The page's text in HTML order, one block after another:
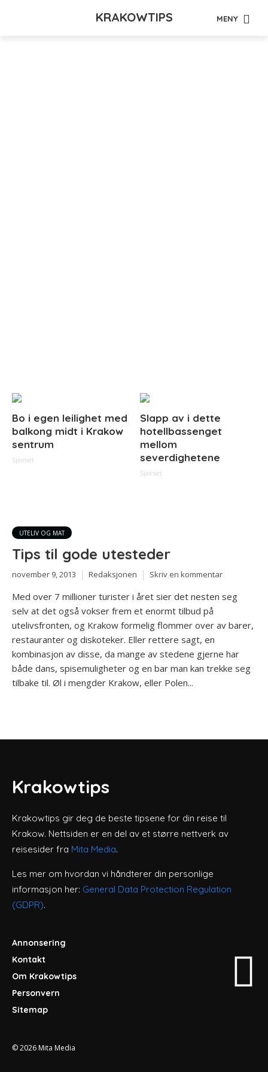
KRAKOWTIPS MENY
Bo i egen leilighet med
balkong midt i Krakow
sentrum
Sponset
Slapp av i dette
hotellbassenget
mellom
severdighetene
Sponset
UTELIV OG MAT
Tips til gode utesteder
november 9, 2013 Redaksjonen Skriv en kommentar
Med over 7 millioner turister i året sier det nesten seg
selv at det også vokser frem et enormt tilbud på
utelivsfronten, og Krakow formelig flommer over av barer,
restauranter og diskoteker. Eller rettere sagt, en
kombinasjon av disse, da mange av stedene gjerne har
både dans, spisemuligheter og en bar man kan trekke seg
tilbake til. Øl i mengder Krakow, eller Polen...
Krakowtips
Krakowtips gir deg de beste tipsene for din reise til
Krakow. Nettsiden er en del av et større nettverk av
reisesider fra Mita Media.
Les mer om hvordan vi håndterer din personlige
informasjon her: General Data Protection Regulation
(GDPR).
Annonsering
Kontakt
Om Krakowtips
Personvern
Sitemap
© 2026 Mita Media